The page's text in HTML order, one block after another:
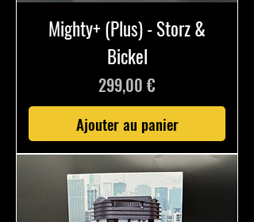
Mighty+ (Plus) - Storz &
Bickel
Prix
299,00 €
Ajouter au panier